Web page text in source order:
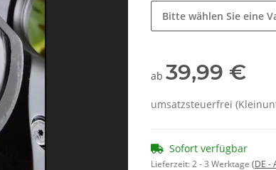
Bitte wählen Sie eine
ab 39,99 €
umsatzsteuerfrei
Sofort verfügbar
Lieferzeit:2 - 3 Werktage (DE -